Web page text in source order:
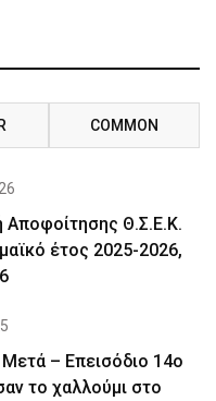
COMMON
Αποφοίτησης Θ.Σ.Ε.Κ.
έτος 2025-2026,
– Επεισόδιο 14ο
το χαλλούμι στο